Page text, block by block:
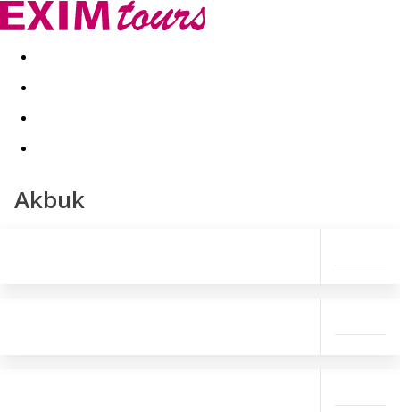
Akční nabídky Last minute
Akbuk